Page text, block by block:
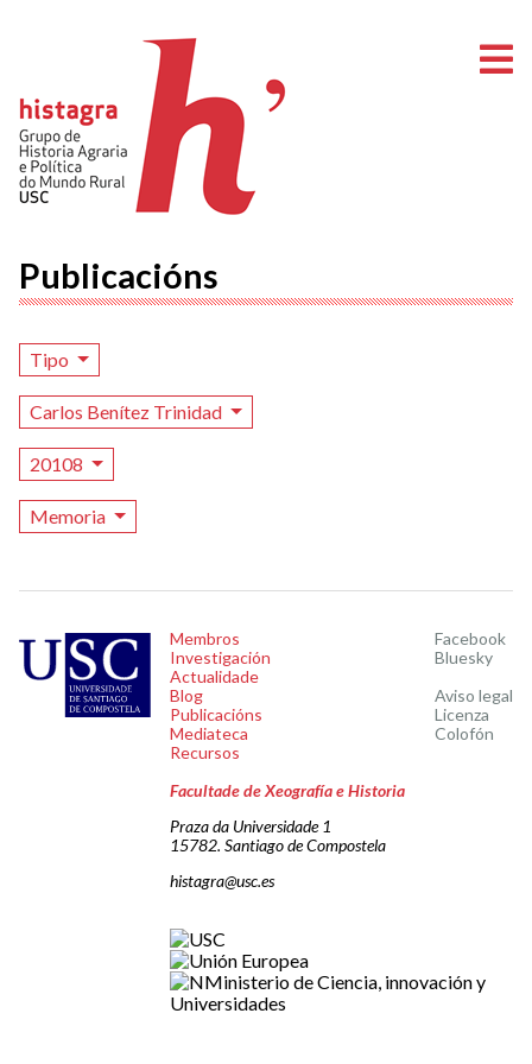
Publicacións
Tipo
Carlos Benítez Trinidad
20108
Memoria
Membros
Investigación
Actualidade
Blog
Publicacións
Mediateca
Recursos
Facebook
Bluesky
Aviso legal
Licenza
Colofón
Facultade de Xeografía e Historia
Praza da Universidade 1
15782. Santiago de Compostela
histagra@usc.es